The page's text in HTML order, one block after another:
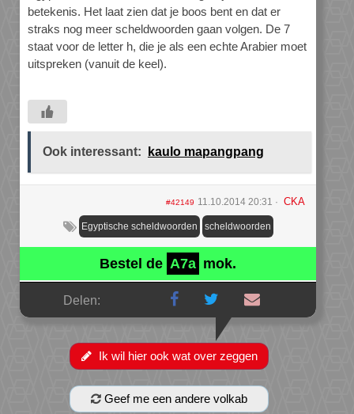
betekenis. Het laat zien dat je boos bent en dat er
straks nog meer scheldwoorden gaan volgen. De 7
staat voor de letter h, die je als een echte Arabier moet
uitspreken (vanuit de keel).
Ook interessant: kaulo mapangpang
#42149 11.10.2014 20:31 CKA
Egyptische scheldwoorden scheldwoorden
Bestel de A7a mok.
Delen:
Ik wil hier ook wat over zeggen
Geef me een andere volkab